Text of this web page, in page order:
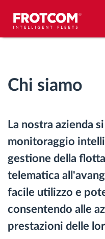
Monitoraggio dei
Gestione delle forza
Controllo accessi
Chi siamo
La nostra azienda
monitoraggio
gestione della
telematica
facile utilizzo e
consentendo alle
prestazioni delle